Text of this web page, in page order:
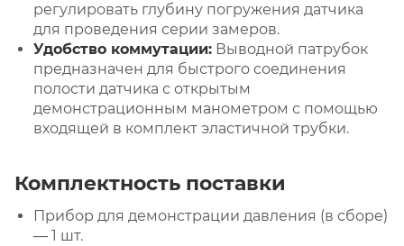
регулировать глубину погружения датчика
для проведения серии замеров.
Удобство коммутации: Выводной патрубок
предназначен для быстрого соединения
полости датчика с открытым
демонстрационным манометром с помощью
входящей в комплект эластичной трубки.
Комплектность поставки
Прибор для демонстрации давления (в сборе)
— 1 шт.